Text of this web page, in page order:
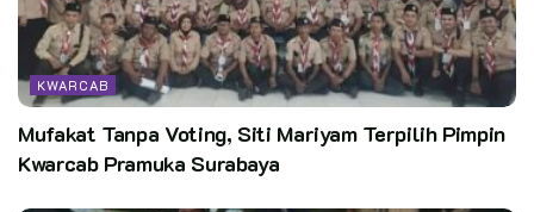
KWARCAB
Mufakat Tanpa Voting, Siti Mariyam Terpilih Pimpin
Kwarcab Pramuka Surabaya